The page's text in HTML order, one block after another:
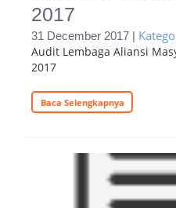
2017
31 December 2017 |
Audit Lembaga Aliansi
2017
Baca Selengkapnya